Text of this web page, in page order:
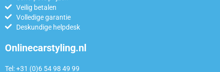
Veilig betalen
Volledige garantie
Deskundige helpdesk
Onlinecarstyling.nl
Tel: +31 (0)6 54 98 49 99